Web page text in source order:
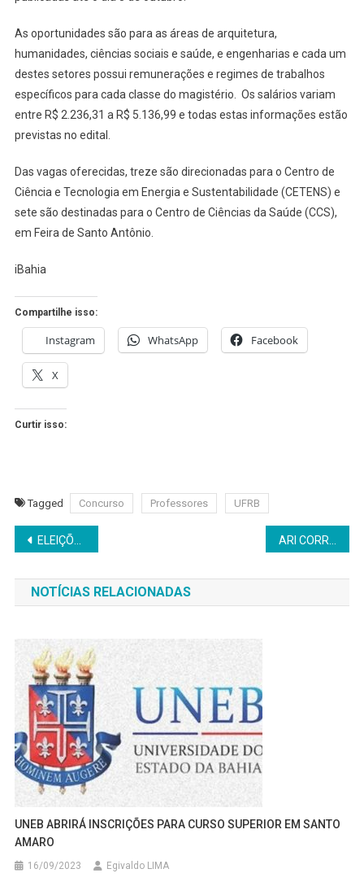
As oportunidades são para as áreas de arquitetura,
humanidades, ciências sociais e saúde, e engenharias e cada um
destes setores possui remunerações e regimes de trabalhos
específicos para cada classe do magistério. Os salários variam
entre R$ 2.236,31 a R$ 5.136,99 e todas estas informações estão
previstas no edital.
Das vagas oferecidas, treze são direcionadas para o Centro de
Ciência e Tecnologia em Energia e Sustentabilidade (CETENS) e
sete são destinadas para o Centro de Ciências da Saúde (CCS),
em Feira de Santo Antônio.
iBahia
Compartilhe isso:
Instagram WhatsApp Facebook
X
Curtir isso:
Tagged Concurso Professores UFRB
Navegação
de
Post
ELEIÇÕES 2018: PCdoB REALIZA PLENÁRIA DA REGIÃO METROPOLITANA EM MADRE DE DEUS
NOTÍCIAS RELACIONADAS
UNEB ABRIRÁ INSCRIÇÕES PARA CURSO SUPERIOR EM SANTO
AMARO
16/09/2023 Egivaldo LIMA